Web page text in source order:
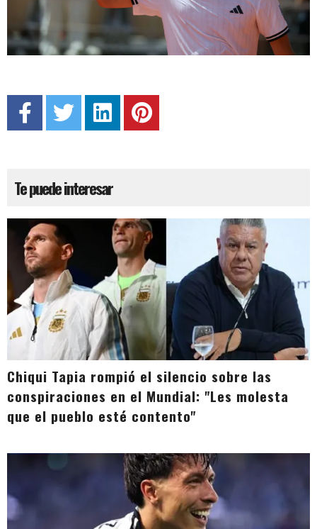
Te puede interesar
Chiqui Tapia rompió el silencio sobre las
conspiraciones en el Mundial: "Les molesta
que el pueblo esté contento"